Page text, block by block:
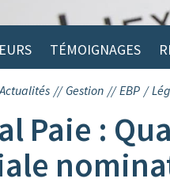
TÉMOIGNAGES
Actualités // Gestion // EBP /
Paie :